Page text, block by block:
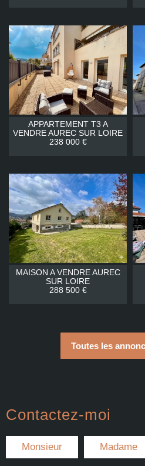
APPARTEMENT T3 A
VENDREAUREC SUR LOIRE
238 000 €
MAISON A VENDRE AUREC
SUR LOIRE
288 500 €
Toutes les
Contactez-moi
Civilité :
Monsieur Madame